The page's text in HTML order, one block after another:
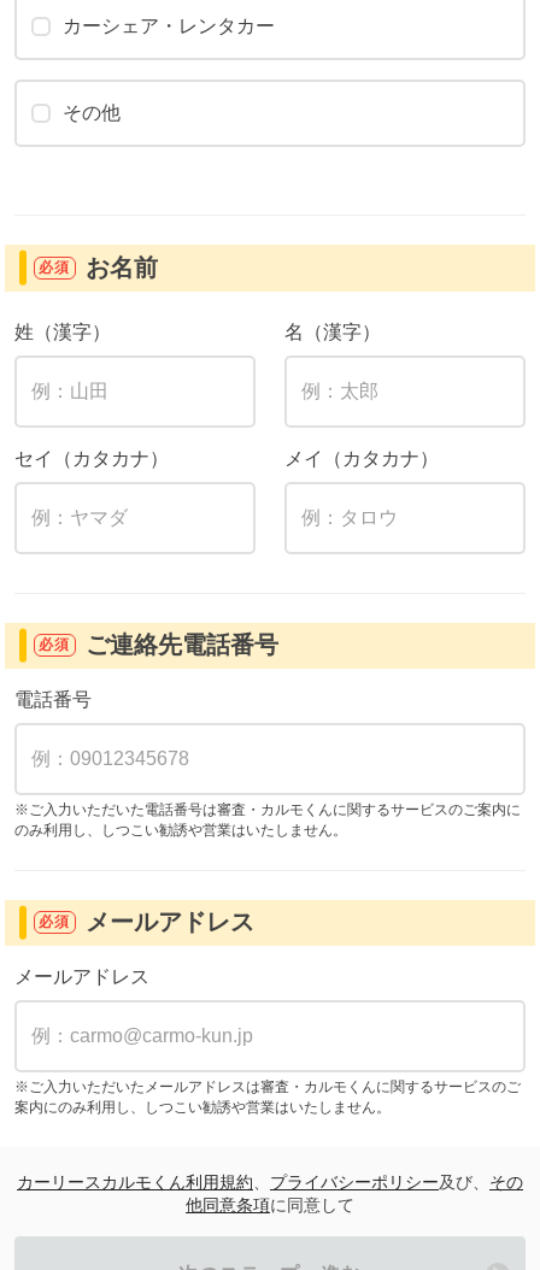
カーシェア・レンタカー
その他
必須 お名前
姓（漢字） 名（漢字）
セイ（カタカナ） メイ（カタカナ）
必須 ご連絡先電話番号
電話番号
※ご入力いただいた電話番号は審査・カルモくんに関するサービスのご案内に
のみ利用し、しつこい勧誘や営業はいたしません。
必須 メールアドレス
メールアドレス
※ご入力いただいたメールアドレスは審査・カルモくんに関するサービスのご
案内にのみ利用し、しつこい勧誘や営業はいたしません。
カーリースカルモくん利用規約 プライバシーポリシー及び、 その
他同意条項に同意して